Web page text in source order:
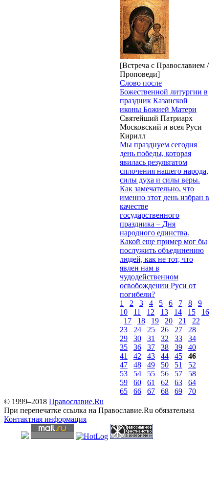
[Встреча с Православием /
Проповеди]
Слово после
Божественной литургии в
праздник Казанской
иконы Божией Матери
Святейший Патриарх
Московский и всея Руси
Кирилл
Мы празднуем сегодня
день победы, которая
явилась результатом
сплочения нашего народа,
силы духа и силы веры.
Как замечательно, что
именно этот день избран в
качестве
государственного
праздника – Дня
народного единства.
Какой еще пример мог бы
послужить объединению
людей, как не тот, что
явлен нам в
чудодейственном
освобождении Руси от
погибели?
1
2 3 4 5 6 7 8
9
10
11 12 13 14 15
16
17
18 19 20 21
22
23
24 25 26 27
28
29
30 31 32 33
34
35
36 37 38 39
40
41
42 43 44 45
46
47
48 49 50 51
52
53
54 55 56 57
58
59
60 61 62 63
64
65
66 67 68 69
70
© 1999–2018 Православие.Ru
При перепечатке ссылка на Православие.Ru обязательна
Контактная информация